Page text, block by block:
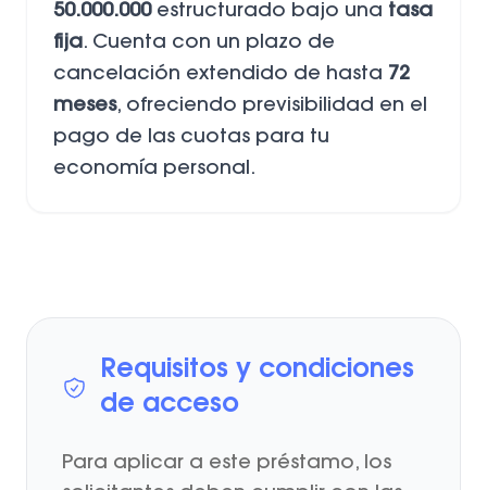
50.000.000estructurado bajo una tasa
fija. Cuenta con un plazo de
cancelación extendido de hasta 72
meses, ofreciendo previsibilidad en el
pago de las cuotas para tu
economía personal.
Requisitos y condiciones
de acceso
Para aplicar a este préstamo, los